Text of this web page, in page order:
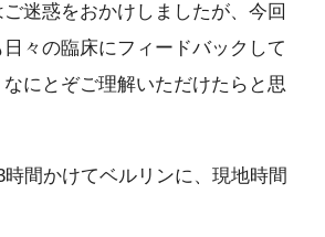
迷惑をおかけしましたが、今回
々の臨床にフィードバックして
にとぞご理解いただけたらと思
間かけてベルリンに、現地時間